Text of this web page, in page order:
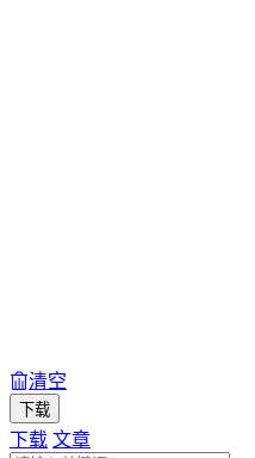
清空
下载
下载 文章